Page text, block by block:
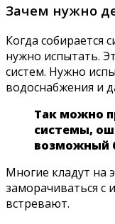
Зачем нужно
Когда собирается
нужно испытать.
систем. Нужно
водоснабжения и
Так можно
системы,
возможный
Многие кладут на
заморачиваться с
встревают.